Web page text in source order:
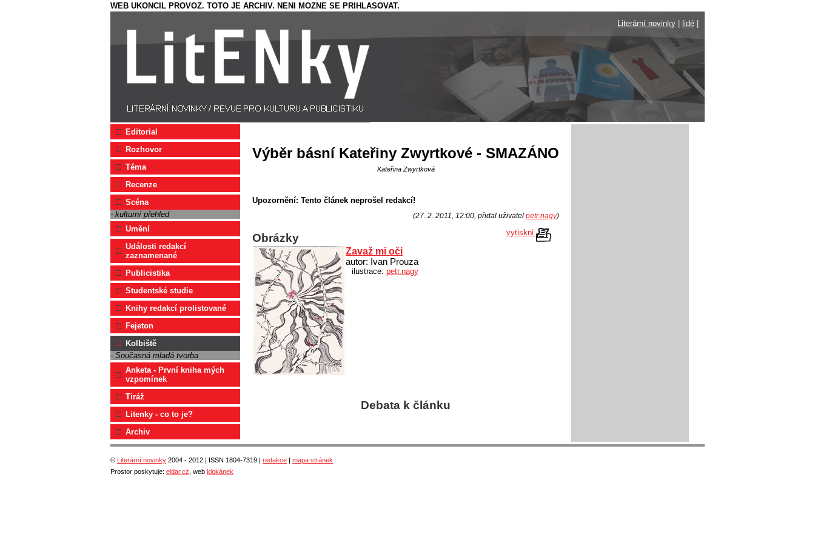
WEB UKONCIL PROVOZ. TOTO JE ARCHIV. NENI MOZNE SE PRIHLASOVAT.
Literární novinky
lidé
Editorial
Rozhovor
Téma
Recenze
Scéna
- kulturní přehled
Umění
Události redakcí
zaznamenané
Publicistika
Studentské studie
Knihy redakcí prolistované
Fejeton
Kolbiště
- Současná mladá tvorba
Anketa - První kniha mých
vzpomínek
Tiráž
Litenky - co to je?
Archiv
Výběr básní Kateřiny Zwyrtkové - SMAZÁNO
Kateřina Zwyrtková
Upozornění: Tento článek neprošel redakcí!
(27. 2. 2011, 12:00, přidal uživatel petr.nagy)
vytiskni
Obrázky
Zavaž mi oči
autor: Ivan Prouza
ilustrace: petr.nagy
Debata k článku
© Literární novinky 2004 - 2012 | ISSN 1804-7319 | redakce
mapa stránek
Prostor poskytuje: eldar.cz , web klokánek